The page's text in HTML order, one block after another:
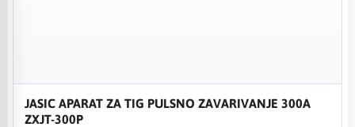
JASIC APARAT ZA TIG PULSNO ZAVARIVANJE 300A
ZXJT-300P